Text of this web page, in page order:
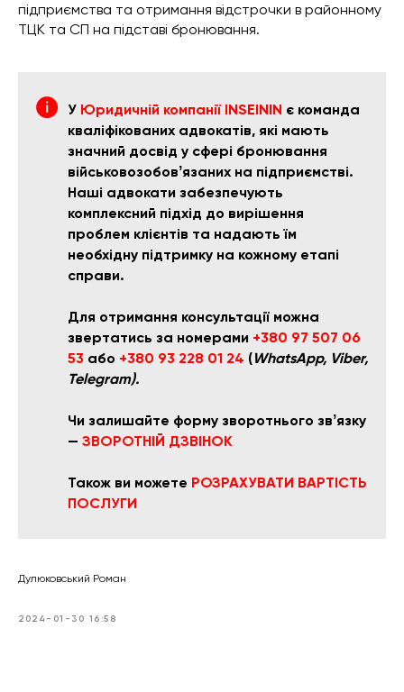
підприємства та отримання відстрочки в районному
ТЦК та СП на підставі бронювання.
У Юридичній компанії INSEININ є команда
кваліфікованих адвокатів, які мають
значний досвід у сфері бронювання
військовозобовʼязаних на підприємстві.
Наші адвокати забезпечують
комплексний підхід до вирішення
проблем клієнтів та надають їм
необхідну підтримку на кожному етапі
справи.
Для отримання консультації можна
звертатись за номерами +380 97 507 06
53 або +380 93 228 01 24 (WhatsApp, Viber,
Telegram).
Чи залишайте форму зворотнього звʼязку
— ЗВОРОТНІЙ ДЗВІНОК
Також ви можете РОЗРАХУВАТИ ВАРТІСТЬ
ПОСЛУГИ
Дулюковський Роман
2024-01-30 16:58